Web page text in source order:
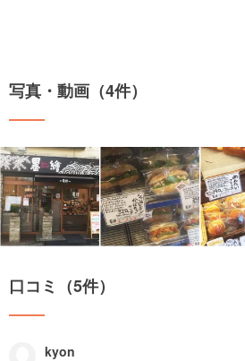
写真・動画（4件）
口コミ（5件）
kyon